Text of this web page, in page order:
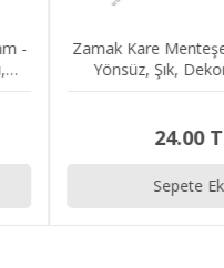
-
Zamak Kare
Yönsüz, Şık,
24.00
Sepete